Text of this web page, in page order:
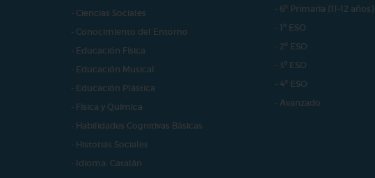
- Ciencias Sociales
- Conocimiento del Entorno
- Educación Física
- Educación Musical
- Educación Plástica
- Física y Química
- Habilidades Cognitivas Básicas
- Historias Sociales
- Idioma: Catalán
- 6º Primaria (11-12 años)
- 1º ESO
- 2º ESO
- 3º ESO
- 4º ESO
- Avanzado